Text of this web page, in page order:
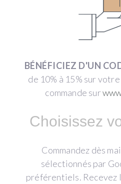
BÉNÉFICIEZ D'UN
de 10% à 15% sur
commande sur
Choisissez
Commandez dès
sélectionnés par
préférentiels. Recevez